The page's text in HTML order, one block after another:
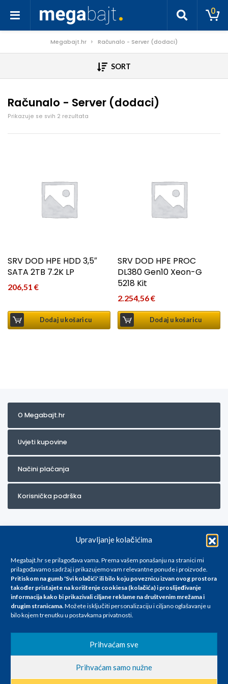
Upravljanje kolačićima
Megabajt.hr se prilagođava vama. Prema vašem ponašanju na stranici mi
prilagođavamo sadržaj i prikazujemo vam relevantne ponude i proizvode.
Pritiskom na gumb 'Svi kolačići' ili bilo koju poveznicu izvan ovog prostora
također pristajete na korištenje cookiesa (kolačića) i proslijeđivanje
informacija kako bi prikazivali ciljane reklame na društvenim mrežama i
drugim stranicama.Možete isključiti personalizaciju i ciljano oglašavanje u
bilo kojem trenutku u postavkama privatnosti.
Prihvaćam sve
Prihvaćam samo nužne
0
Megabajt.hr Računalo - Server (dodaci)
SORT
Računalo - Server (dodaci)
Prikazuje se svih 2 rezultata
SRV DOD HPE HDD 3,5″
SATA 2TB 7.2K LP
206,51 €
Dodaj u košaricu
SRV DOD HPE PROC
DL380 Gen10 Xeon-G
5218 Kit
2.254,56€
Dodaj u košaricu
O Megabajt.hr
Uvjeti kupovine
Načini plaćanja
Korisnička podrška
Za artikle kojih trenutno nema u ponudi obratite nam se na
info@megabajt.hr. Sve cijene su informativnog karaktera i podložne su
promjenama, a
iskazane su za avansno plaćanje(gotovina) u Eurima i uključuju PDV. Sve
se razlikovati od cijena u našim poslovnicama. Trudimo se dati što bolji
i točniji opis i sliku. Unatoč tome, ne možemo garantirati da su svi
nastale u opisu proizvoda, greške prilikom štampanja te promjene
cijena.